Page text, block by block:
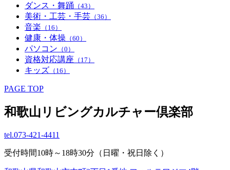
ダンス・舞踊 （43）
美術・工芸・手芸 （36）
音楽 （16）
健康・体操 （60）
パソコン （0）
資格対応講座 （17）
キッズ （16）
PAGE TOP
和歌山リビングカルチャー倶楽部
tel.073-421-4411
受付時間10時～18時30分（日曜・祝日除く）